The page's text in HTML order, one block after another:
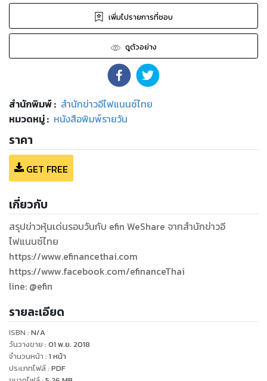
เพิ่มไปรายการที่ชอบ
ดูตัวอย่าง
สำนักพิมพ์: สำนักข่าวอีไฟแนนซ์ไทย
หมวดหมู่: หนังสือพิมพ์รายวัน
ราคา
GET FREE
เกี่ยวกับ
สรุปข่าวหุ้นเด่นรอบวันกับ efin WeShare จากสำนักข่าวอี
ไฟแนนซ์ไทย
https://www.efinancethai.com
https://www.facebook.com/efinanceThai
รายละเอียด
ISBN : N/A
วันวางขาย : 01 พ.ย. 2018
จำนวนหน้า : 1 หน้า
ประเภทไฟล์: PDF